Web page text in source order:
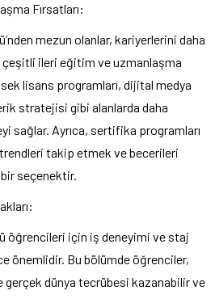
Fırsatları:
mezun olanlar, kariyerlerini daha
çeşitli ileri eğitim ve uzmanlaşma
lisans programları, dijital medya
stratejisi gibi alanlarda daha
sağlar. Ayrıca, sertifika programları
takip etmek ve becerileri
seçenektir.
öğrencileri için iş deneyimi ve staj
önemlidir. Bu bölümde öğrenciler,
gerçek dünya tecrübesi kazanabilir ve